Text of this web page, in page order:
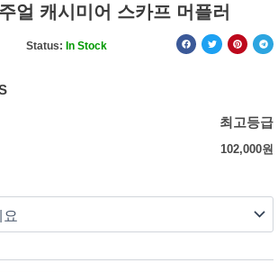
얼 캐시미어 스카프 머플러
Status: In Stock
최고등급
102,000원